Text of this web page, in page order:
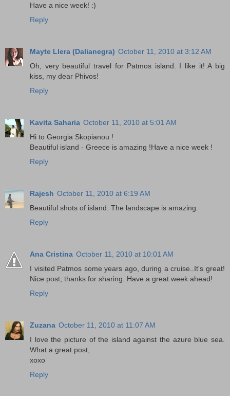
Have a nice week! :)
Reply
Mayte Llera (Dalianegra) October 11, 2010 at 3:12 AM
Oh, very beautiful travel for Patmos island. I like it! A big
kiss, my dear Phivos!
Reply
Kavita Saharia October 11, 2010 at 5:01 AM
Hi to Georgia Skopianou !
Beautiful island - Greece is amazing !Have a nice week !
Reply
Rajesh October 11, 2010 at 6:19 AM
Beautiful shots of island. The landscape is amazing.
Reply
Ana Cristina October 11, 2010 at 10:01 AM
I visited Patmos some years ago, during a cruise..It's great!
Nice post, thanks for sharing. Have a great week ahead!
Reply
Zuzana October 11, 2010 at 11:07 AM
I love the picture of the island against the azure blue sea.
What a great post,
xoxo
Reply